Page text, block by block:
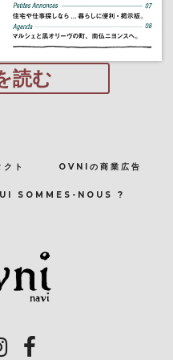
読む
クト OVNIの商業広告
SOMMES-NOUS ?